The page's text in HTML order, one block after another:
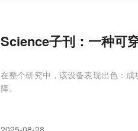
Science子刊：一种可
在整个研究中，该设备表现出色：
降。